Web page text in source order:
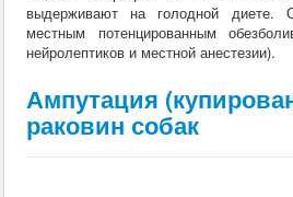
По животным
Крс
Мрс
Свиньи
Собаки
Кошки
выдерживают на голодной диете.
местным потенцированным
нейролептиков и местной анестезии).
Ампутация
раковин собак